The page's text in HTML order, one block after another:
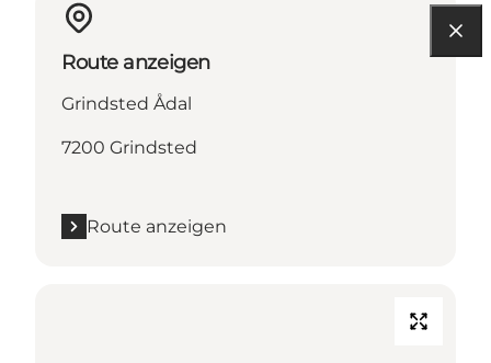
Route anzeigen
Grindsted Ådal
7200 Grindsted
Route anzeigen